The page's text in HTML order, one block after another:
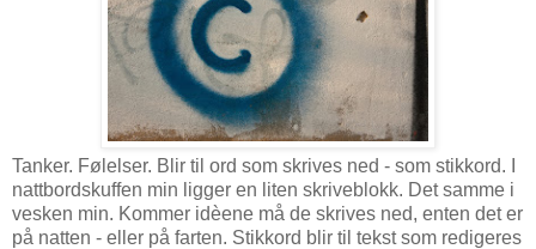
Tanker. Følelser. Blir til ord som skrives ned - som stikkord. I
nattbordskuffen min ligger en liten skriveblokk. Det samme i
vesken min. Kommer idèene må de skrives ned, enten det er
på natten - eller på farten. Stikkord blir til tekst som redigeres